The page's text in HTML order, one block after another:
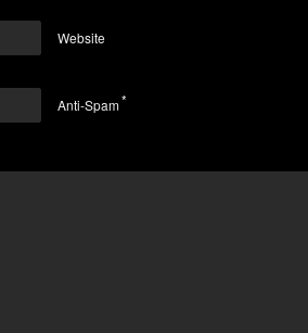
Website
Anti-Spam*